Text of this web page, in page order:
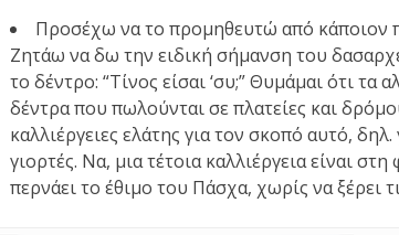
Προσέχω να το προμηθευτώ από κάποιον
Ζητάω να δω την ειδική σήμανση του
το δέντρο: “Τίνος είσαι ‘συ;” Θυμάμαι ότι τα
δέντρα που πωλούνται σε πλατείες και
καλλιέργειες ελάτης για τον σκοπό αυτό,
γιορτές. Να, μια τέτοια καλλιέργεια είναι
περνάει το έθιμο του Πάσχα, χωρίς να ξέρει